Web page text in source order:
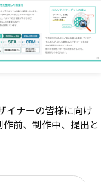
イナーの皆様に向け
前、制作中、提出と